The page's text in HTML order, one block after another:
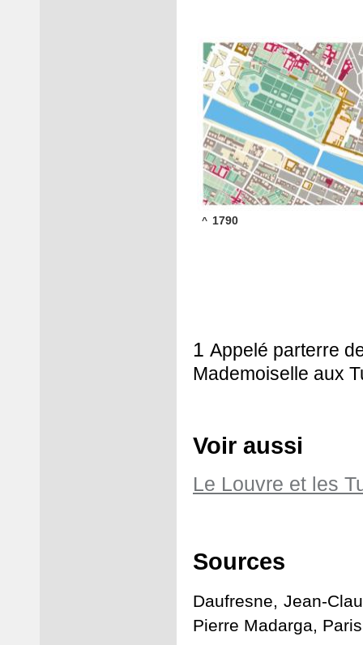
^ 1790
1 Appelé parterre
Mademoiselle aux
Voir aussi
Le Louvre et les
Sources
Daufresne, Jean-
Pierre Madarga,